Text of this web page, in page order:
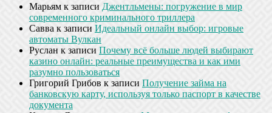
Марьям к записи Джентльмены: погружение в мир
современного криминального триллера
Савва к записи Идеальный онлайн выбор: игровые
автоматы Вулкан
Руслан к записи Почему всё больше людей выбирают
казино онлайн: реальные преимущества и как ими
разумно пользоваться
Григорий Грибов к записи Получение займа на
банковскую карту, используя только паспорт в качестве
документа